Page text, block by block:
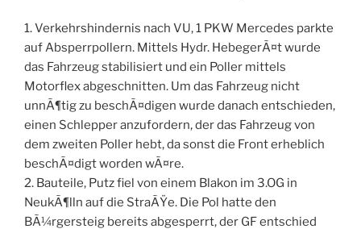
1. Verkehrshindernis nach VU, 1 PKW Mercedes parkte
auf Absperrpollern. Mittels Hydr. HebegerÃ¤t wurde
das Fahrzeug stabilisiert und ein Poller mittels
Motorflex abgeschnitten. Um das Fahrzeug nicht
unnÃ¶tig zu beschÃ¤digen wurde danach entschieden,
einen Schlepper anzufordern, der das Fahrzeug von
dem zweiten Poller hebt, da sonst die Front erheblich
beschÃ¤digt worden wÃ¤re.
2. Bauteile, Putz fiel von einem Blakon im 3.OG in
NeukÃ¶lln auf die StraÃŸe. Die Pol hatte den
BÃ¼rgersteig bereits abgesperrt, der GF entschied